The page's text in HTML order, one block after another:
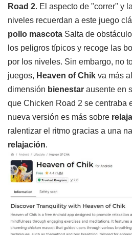
Road 2. El aspecto de "correr" y
niveles recuerdan a este juego
pollo mascota Salta de
los peligros típicos y recoge las
por los niveles. Sin embargo, no
juegos, Heaven of Chik va más
dimensión bienestar ausente en
que Chicken Road 2 se centraba
nueva versión es más sobre
ralentizar el ritmo gracias a una
relajación.